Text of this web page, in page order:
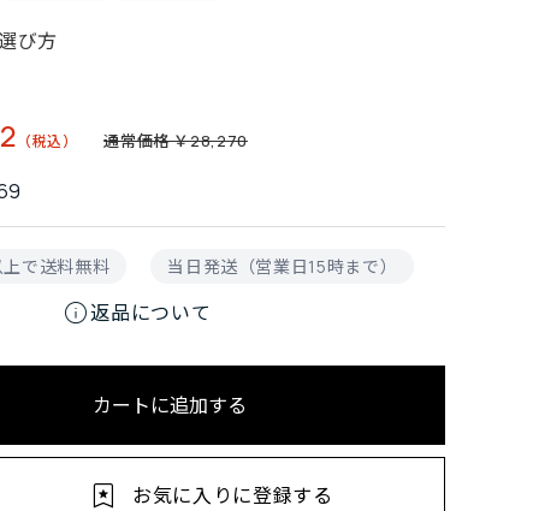
び方
で送料無料 当日発送（営業日15時まで）
info返品について
通常価格 ￥28,270
カートに追加する
お気に入りに登録する